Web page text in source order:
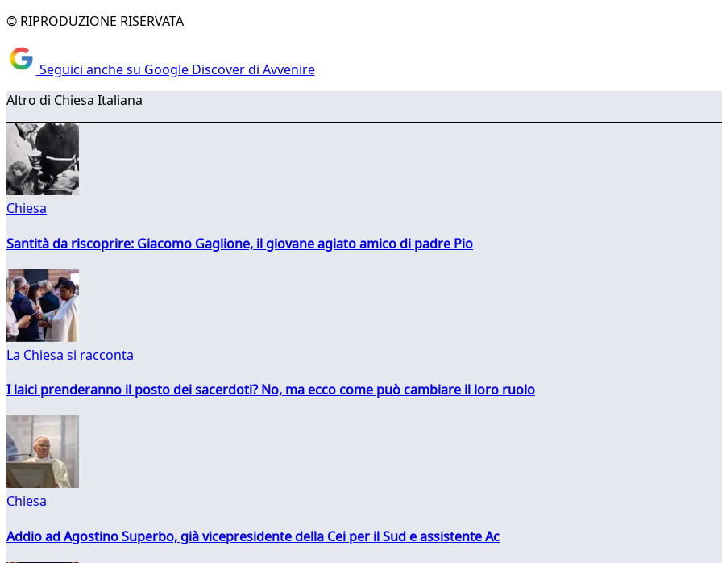
© RIPRODUZIONE RISERVATA
Seguici anche su Google Discover di Avvenire
Altro di Chiesa Italiana
Chiesa
Santità da riscoprire: Giacomo Gaglione, il giovane agiato amico di padre Pio
La Chiesa si racconta
I laici prenderanno il posto dei sacerdoti? No, ma ecco come può cambiare il loro ruolo
Chiesa
Addio ad Agostino Superbo, già vicepresidente della Cei per il Sud e assistente Ac